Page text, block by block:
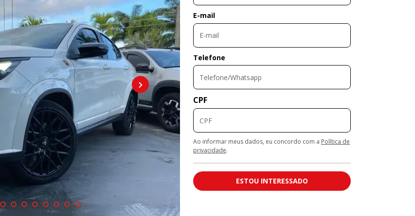
E-mail
Telefone
CPF
Ao informar meus dados, eu concordo com a Política de
privacidade.
ESTOU INTERESSADO